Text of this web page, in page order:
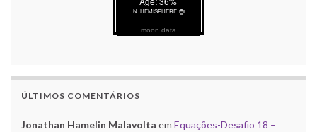
moon data
ÚLTIMOS COMENTÁRIOS
Jonathan Hamelin Malavolta em Equações-Desafio 18 –